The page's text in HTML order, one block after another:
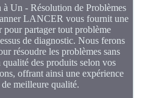
Un - Résolution de Problèmes
LANCER vous fournit une
pour partager tout problème
de diagnostic. Nous ferons
résoudre les problèmes sans
des produits selon vos
offrant ainsi une expérience
meilleure qualité.